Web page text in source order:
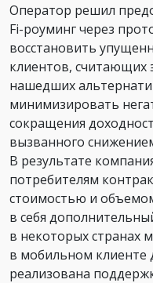
Оператор решил
Fi-роуминг через
восстановить
клиентов, считающих
нашедших
минимизировать
сокращения
вызванного
В результате
потребителям
стоимостью и
в себя
в некоторых странах
в мобильном клиенте
реализована